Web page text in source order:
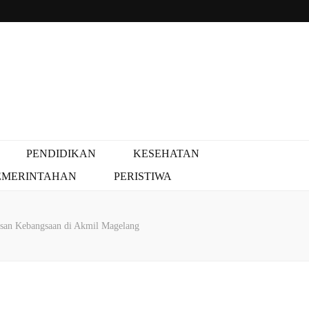
PENDIDIKAN
KESEHATAN
PERISTIWA
Kebangsaan di Akmil Magelang